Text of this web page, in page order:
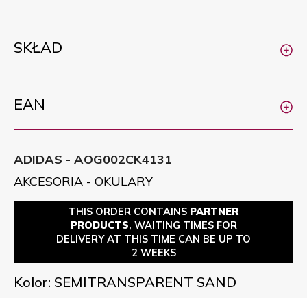
SKŁAD
EAN
ADIDAS - AOG002CK4131
AKCESORIA - OKULARY
THIS ORDER CONTAINS PARTNER
PRODUCTS, WAITING TIMES FOR
DELIVERY AT THIS TIME CAN BE UP TO
2 WEEKS
Kolor: SEMITRANSPARENT SAND